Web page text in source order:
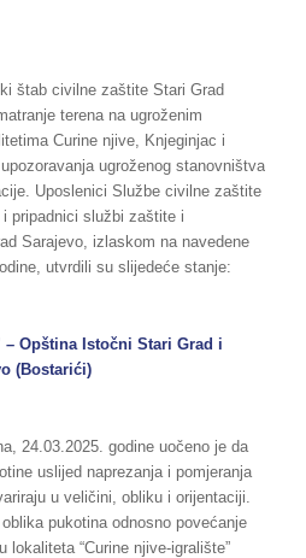
štab civilne zaštite Stari Grad
terena na ugroženim
Curine njive, Knjeginjac i
ugroženog stanovništva
Uposlenici Službe civilne zaštite
pripadnici službi zaštite i
Sarajevo, izlaskom na navedene
utvrdili su slijedeće stanje:
Opština Istočni Stari Grad i
(Bostarići)
24.03.2025. godine uočeno je da
uslijed naprezanja i pomjeranja
u veličini, obliku i orijentaciji.
pukotina odnosno povećanje
“Curine njive-igralište”